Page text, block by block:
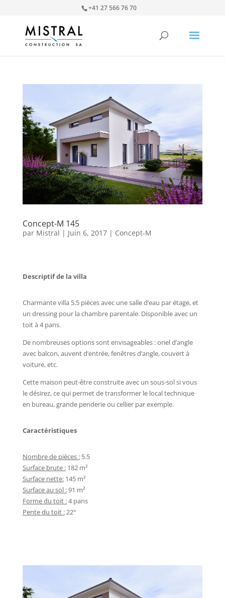
+41 27 566 76 70
Concept-M 145
par Mistral | Juin 6, 2017| Concept-M
Descriptif de la villa
Charmante villa 5.5 pièces avec une salle d’eau par étage, et
un dressing pour la chambre parentale. Disponible avec un
toit à 4 pans.
De nombreuses options sont envisageables : oriel d’angle
avec balcon, auvent d’entrée, fenêtres d’angle, couvert à
voiture, etc.
Cette maison peut-être construite avec un sous-sol si vous
le désirez, ce qui permet de transformer le local technique
en bureau, grande penderie ou cellier par exemple.
Caractéristiques
Nombre de pièces :5.5
Surface brute :182 m²
Surface nette:145 m²
Surface au sol :91 m²
Forme du toit :4 pans
Pente du toit :22°